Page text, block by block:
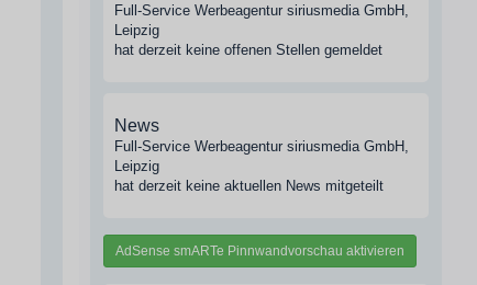
Full-Service Werbeagentur siriusmedia GmbH,
Leipzig
hat derzeit keine offenen Stellen gemeldet
News
Full-Service Werbeagentur siriusmedia GmbH,
Leipzig
hat derzeit keine aktuellen News mitgeteilt
AdSense smARTe Pinnwandvorschau aktivieren